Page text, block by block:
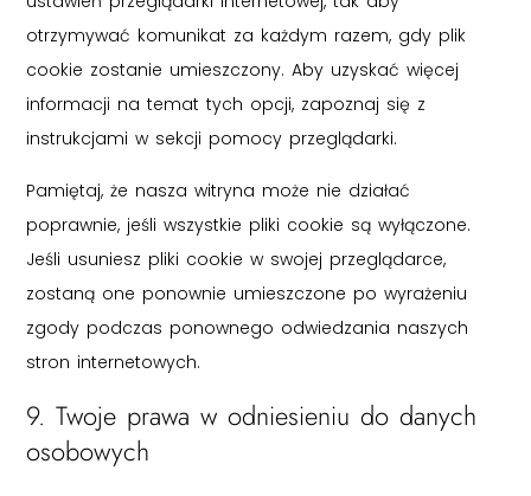
otrzymywać komunikat za każdym razem, gdy plik
cookie zostanie umieszczony. Aby uzyskać więcej
informacji na temat tych opcji, zapoznaj się z
instrukcjami w sekcji pomocy przeglądarki.
Pamiętaj, że nasza witryna może nie działać
poprawnie, jeśli wszystkie pliki cookie są wyłączone.
Jeśli usuniesz pliki cookie w swojej przeglądarce,
zostaną one ponownie umieszczone po wyrażeniu
zgody podczas ponownego odwiedzania naszych
stron internetowych.
9. Twoje prawa w odniesieniu do danych
osobowych